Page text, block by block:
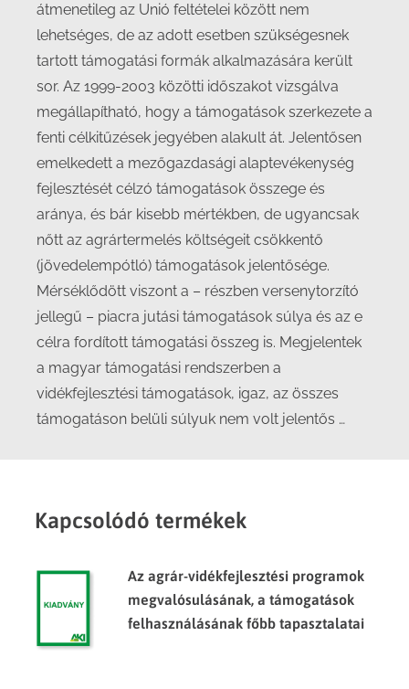
átmenetileg az Unió feltételei között nem
lehetséges, de az adott esetben szükségesnek
tartott támogatási formák alkalmazására került
sor. Az 1999-2003 közötti időszakot vizsgálva
megállapítható, hogy a támogatások szerkezete a
fenti célkitűzések jegyében alakult át. Jelentősen
emelkedett a mezőgazdasági alaptevékenység
fejlesztését célzó támogatások összege és
aránya, és bár kisebb mértékben, de ugyancsak
nőtt az agrártermelés költségeit csökkentő
(jövedelempótló) támogatások jelentősége.
Mérséklődött viszont a – részben versenytorzító
jellegű – piacra jutási támogatások súlya és az e
célra fordított támogatási összeg is. Megjelentek
a magyar támogatási rendszerben a
vidékfejlesztési támogatások, igaz, az összes
támogatáson belüli súlyuk nem volt jelentős …
Kapcsolódó termékek
Az agrár-vidékfejlesztési programok
megvalósulásának, a támogatások
felhasználásának főbb tapasztalatai